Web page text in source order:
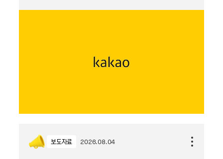
보도자료 2026.08.04